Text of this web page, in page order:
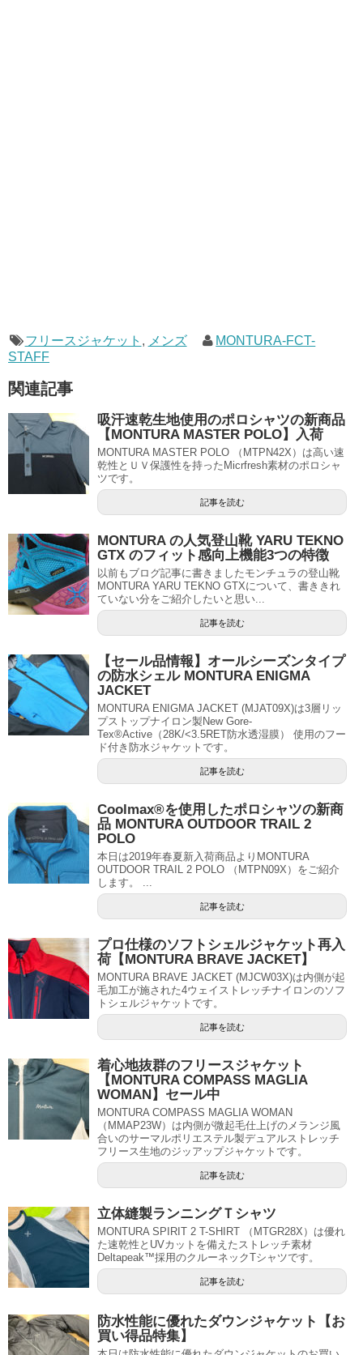
フリースジャケット , メンズ
MONTURA-FCT-
STAFF
関連記事
吸汗速乾生地使用のポロシャツの新商品
【MONTURA MASTER POLO】入荷
MONTURA MASTER POLO （MTPN42X）は高い速
乾性とＵＶ保護性を持ったMicrfresh素材のポロシャ
ツです。
記事を読む
MONTURA の人気登山靴 YARU TEKNO
GTX のフィット感向上機能3つの特徴
以前もブログ記事に書きましたモンチュラの登山靴
MONTURA YARU TEKNO GTXについて、書ききれ
ていない分をご紹介したいと思い...
記事を読む
【セール品情報】オールシーズンタイプ
の防水シェル MONTURA ENIGMA
JACKET
MONTURA ENIGMA JACKET (MJAT09X)は3層リッ
プストップナイロン製New Gore-
Tex®Active（28K/<3.5RET防水透湿膜） 使用のフー
ド付き防水ジャケットです。
記事を読む
Coolmax®を使用したポロシャツの新商
品 MONTURA OUTDOOR TRAIL 2
POLO
本日は2019年春夏新入荷商品よりMONTURA
OUTDOOR TRAIL 2 POLO （MTPN09X）をご紹介
します。 ...
記事を読む
プロ仕様のソフトシェルジャケット再入
荷【MONTURA BRAVE JACKET】
MONTURA BRAVE JACKET (MJCW03X)は内側が起
毛加工が施された4ウェイストレッチナイロンのソフ
トシェルジャケットです。
記事を読む
着心地抜群のフリースジャケット
【MONTURA COMPASS MAGLIA
WOMAN】セール中
MONTURA COMPASS MAGLIA WOMAN
（MMAP23W）は内側が微起毛仕上げのメランジ風
合いのサーマルポリエステル製デュアルストレッチ
フリース生地のジッアップジャケットです。
記事を読む
立体縫製ランニングＴシャツ
MONTURA SPIRIT 2 T-SHIRT （MTGR28X）は優れ
た速乾性とUVカットを備えたストレッチ素材
Deltapeak™採用のクルーネックTシャツです。
記事を読む
防水性能に優れたダウンジャケット【お
買い得品特集】